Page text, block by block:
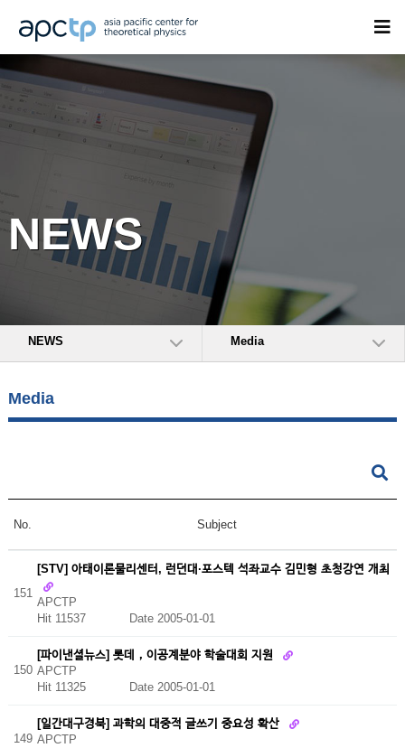
NEWS
NEWS Media
Media
No. Subject
151
[STV] 아태이론물리센터, 런던대·포스텍 석좌교수 김민형 초청강연 개최
APCTP
Hit 11537 Date 2005-01-01
150
[파이낸셜뉴스] 롯데，이공계분야 학술대회 지원
APCTP
Hit 11325
Date 2005-01-01
149
[일간대구경북] 과학의 대중적 글쓰기 중요성 확산
APCTP